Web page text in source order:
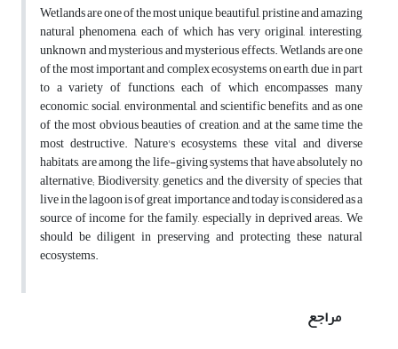
Wetlands are one of the most unique, beautiful, pristine and amazing
natural phenomena, each of which has very original, interesting,
unknown and mysterious and mysterious effects. Wetlands are one
of the most important and complex ecosystems on earth, due in part
to a variety of functions, each of which encompasses many
economic, social, environmental, and scientific benefits, and as one
of the most obvious beauties of creation, and at the same time the
most destructive. Nature's ecosystems, these vital and diverse
habitats, are among the life-giving systems that have absolutely no
alternative; Biodiversity, genetics and the diversity of species that
live in the lagoon is of great importance and today is considered as a
source of income for the family, especially in deprived areas. We
should be diligent in preserving and protecting these natural
ecosystems.
مراجع